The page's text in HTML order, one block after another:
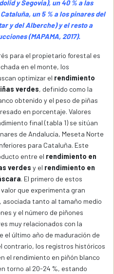
y Segovia), un 40 % a las
un 5 % a los pinares del
y del Alberche) y el resto a
(MAPAMA, 2017).
para el propietario forestal es
en el monte, los
optimizar el rendimiento
verdes, definido como la
obtenido y el peso de piñas
en porcentaje. Valores
final (tabla 1) se sitúan
de Andalucía, Meseta Norte
para Cataluña. Este
entre el rendimiento en
verdes y el rendimiento en
. El primero de estos
que experimenta gran
asociada tanto al tamaño medio
y el número de piñones
muy relacionados con la
último año de maduración de
contrario, los registros históricos
el rendimiento en piñón blanco
torno al 20-24 %, estando